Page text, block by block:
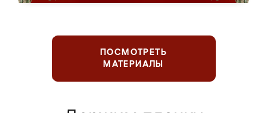
ПОСМОТРЕТЬ
МАТЕРИАЛЫ